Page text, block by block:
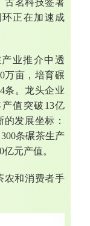
古茗科技签署
正在加速成
业推介中透
万亩，培育碾
条。龙头企业
值突破13亿
发展坐标：
条碾茶生产
元产值。
农和消费者手